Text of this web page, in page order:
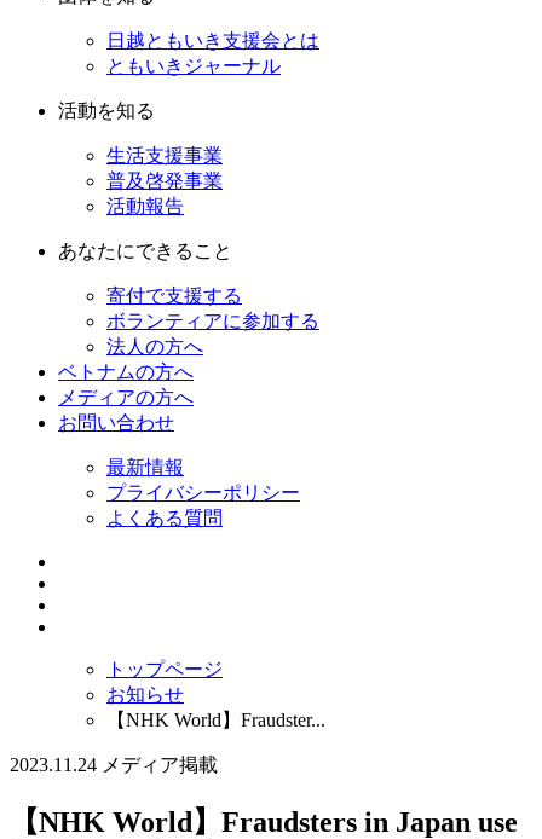
日越ともいき支援会とは
ともいきジャーナル
活動を知る
生活支援事業
普及啓発事業
活動報告
あなたにできること
寄付で支援する
ボランティアに参加する
法人の方へ
ベトナムの方へ
メディアの方へ
お問い合わせ
最新情報
プライバシーポリシー
よくある質問
トップページ
お知らせ
【NHK World】Fraudster...
2023.11.24 メディア掲載
【NHK World】Fraudsters in Japan use